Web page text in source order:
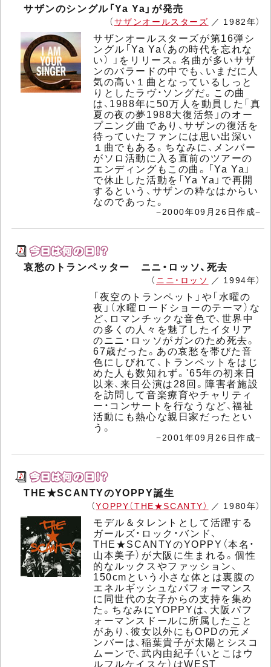
サザンのシングル「Ya Ya」が発売
（サザンオールスターズ ／ 1982年）
サザンオールスターズが第16弾シ
ングル「Ya Ya（あの時代を忘れな
い） 」をリリース。名曲が多いサザ
ンのバラードの中でも、いまだに人
気の高い１曲となっているしっと
りとしたラヴ・ソングだ。この曲
は、1988年に50万人を動員した「真
夏の夜の夢1988大復活祭」のオー
プニング曲であり、サザンの復活を
待っていたファンには思い出深い
１曲でもある。ちなみに、メンバー
がソロ活動に入る直前のツアーの
エンディングもこの曲。「Ya Ya」
で休止した活動を「Ya Ya」で再開
するという、サザンの粋なはからい
なのであった。
−2000年09月26日作成−
哀愁のトランペッター ニニ・ロッソ、死去
（ ニニ・ロッソ ／ 1994年）
「夜空のトランペット」や「水曜の
夜」（水曜ロードショーのテーマ）な
ど、ロマンチックな音色で、世界中
の多くの人々を魅了したイタリア
のニニ・ロッソがガンのため死去。
67歳だった。あの哀愁を帯びた音
色にしびれて、トランペットをはじ
めた人も数知れず。'65年の初来日
以来、来日公演は28回。障害者施設
を訪問して音楽療育やチャリティ
ー・コンサートを行なうなど、福祉
活動にも熱心な親日家だったとい
う。
−2001年09月26日作成−
THE★SCANTYのYOPPY誕生
（YOPPY（THE★SCANTY） ／ 1980年）
モデル＆タレントとして活躍する
ガールズ・ロック・バンド、
THE★SCANTYのYOPPY（本名・
山本美子）が大阪に生まれる。個性
的なルックスやファッション、
150cmという小さな体とは裏腹の
エネルギッシュなパフォーマンス
に同世代の女子からの支持を集め
た。ちなみにYOPPYは、大阪パフ
ォーマンスドールに所属したこと
があり、彼女以外にもOPDの元メ
ンバーは、稲葉貴子が太陽とシスコ
ムーンで、武内由紀子（いとこはウ
ルフルケイスケ）はWEST